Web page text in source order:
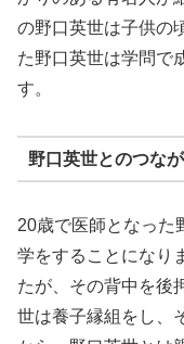
の野口英世は子供の
た野口英世は学問で
す。
野口英世とのつなが
20歳で医師となった
学をすることになり
たが、その背中を後
世は養子縁組をし、